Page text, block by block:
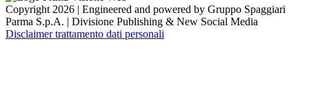
Copyright 2026 | Engineered and powered by Gruppo Spaggiari
Parma S.p.A. | Divisione Publishing & New Social Media
Disclaimer trattamento dati personali